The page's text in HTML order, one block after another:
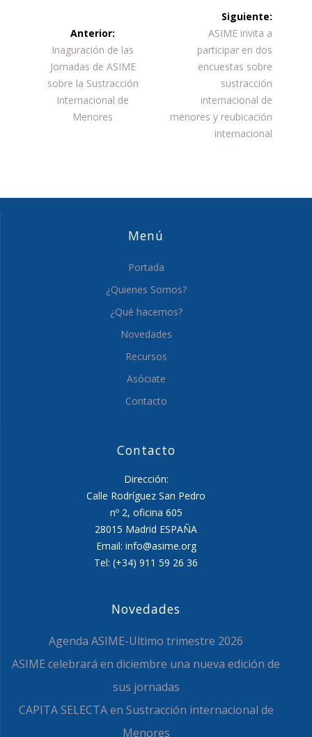
entradas
Anterior:
Entrada
anterior:
Inaguración de las
Jornadas de ASIME
sobre la Sustracción
Internacional de
Menores
Siguiente:
Siguiente
entrada:
ASIME invita a
participar en dos
encuestas sobre
sustracción
internacional de
menores y reubicación
internacional
Menú
Portada
¿Quienes Somos?
¿Qué hacemos?
Novedades
Recursos
Asóciate
Contacto
Contacto
Dirección:
Calle Rodríguez San Pedro
nº 2, oficina 605
28015 Madrid ESPAÑA
Email: info@asime.org
Tel: (+34) 911 59 26 36
Novedades
Agenda ASIME-Ultimo trimestre 2026
ASIME celebrará en diciembre una nueva edición de
sus jornadas
CAPITA SELECTA en Sustracción internacional de
Menores